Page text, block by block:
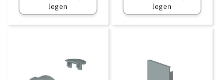
legen
legen